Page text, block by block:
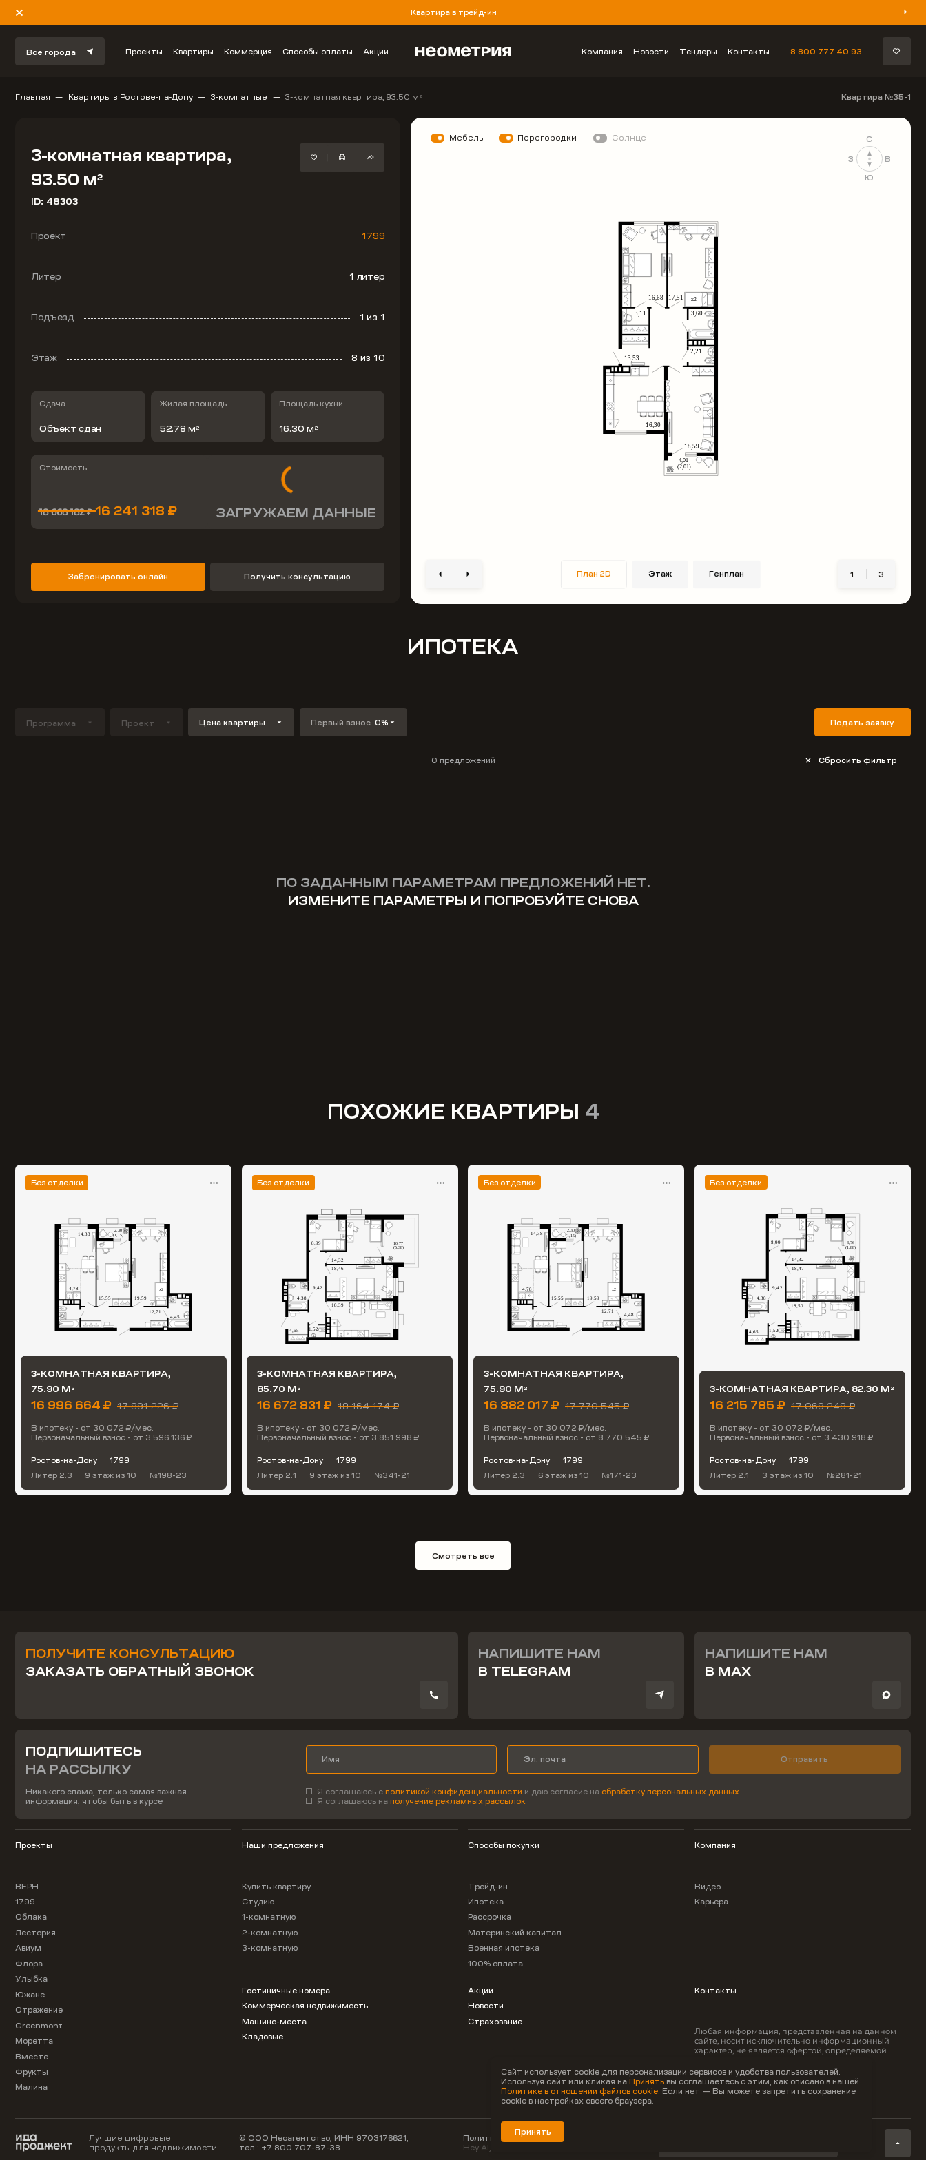
Квартира в трейд-ин
Все города Проекты Квартиры Коммерция Способы оплаты Акции Компания Новости Тендеры Контакты 8 800 777 40 93
Главная Квартиры в Ростове-на-Дону 3-комнатные 3-комнатная квартира, 93.50 м 2 Квартира №35-1
3-комнатная квартира,
93.50 м2
ID: 48303
Проект 1799
Литер 1 литер
Подъезд 1из 1
Этаж 8 из 10
Сдача
Объект сдан
Жилая площадь
52.78 м 2
Площадь кухни
16.30 м 2
Стоимость
18 668 182 ₽16 241 318 ₽ ЗАГРУЖАЕМ ДАННЫЕ
Забронировать онлайн Получить консультацию
С
В
Ю
З
Мебель Перегородки Солнце
План 2D Этаж Генплан 1 3
ИПОТЕКА
Программа Проект Цена квартиры Первый взнос 0% Подать заявку
0 предложений Сбросить фильтр
ПО ЗАДАННЫМ ПАРАМЕТРАМ ПРЕДЛОЖЕНИЙ НЕТ.
ИЗМЕНИТЕ ПАРАМЕТРЫ И ПОПРОБУЙТЕ СНОВА
ПОХОЖИЕ КВАРТИРЫ 4
Без отделки
3-КОМНАТНАЯ КВАРТИРА,
75.90 М 2
16 996 664 ₽ 17 891 226 ₽
В ипотеку - от 30 072 ₽/мес.
Первоначальный взнос - от 3 596 136 ₽
Ростов-на-Дону
1799
Литер 2.3
9 этаж из 10 №198-23
Без отделки
3-КОМНАТНАЯ КВАРТИРА,
85.70 М 2
16 672 831 ₽ 19 164 174 ₽
В ипотеку - от 30 072 ₽/мес.
Первоначальный взнос - от 3 851 998 ₽
Ростов-на-Дону
1799
Литер 2.1
9 этаж из 10 №341-21
Без отделки
3-КОМНАТНАЯ КВАРТИРА,
75.90 М 2
16 882 017 ₽ 17 770 545 ₽
В ипотеку - от 30 072 ₽/мес.
Первоначальный взнос - от 8 770 545 ₽
Ростов-на-Дону
1799
Литер 2.3
6 этаж из 10 №171-23
Без отделки
3-КОМНАТНАЯ КВАРТИРА, 82.30 М 2
16 215 785 ₽ 17 069 248 ₽
В ипотеку - от 30 072 ₽/мес.
Первоначальный взнос - от 3 430 918 ₽
Ростов-на-Дону
1799
Литер 2.1
3 этаж из 10 №281-21
Смотреть все
ПОЛУЧИТЕ КОНСУЛЬТАЦИЮ
ЗАКАЗАТЬ ОБРАТНЫЙ ЗВОНОК
НАПИШИТЕ НАМ
В TELEGRAM
НАПИШИТЕ НАМ
В MAX
ПОДПИШИТЕСЬ
НА РАССЫЛКУ
Никакого спама, только самая важная
информация, чтобы быть в курсе
Отправить
Я соглашаюсь сполитикой конфиденциальности и даю согласие на обработку персональных данных
Я соглашаюсь наполучение рекламных рассылок
Проекты
ВЕРН
1799
Облака
Лестория
Авиум
Флора
Улыбка
Южане
Отражение
Greenmont
Моретта
Вместе
Фрукты
Малина
Наши предложения
Купить квартиру
Студию
1-комнатную
2-комнатную
3-комнатную
Гостиничные номера
Коммерческая недвижимость
Машино-места
Кладовые
Способы покупки
Трейд-ин
Ипотека
Рассрочка
Материнский капитал
Военная ипотека
100% оплата
Акции
Новости
Страхование
Компания
Видео
Карьера
Контакты
Любая информация, представленная на данном
сайте, носит исключительно информационный
характер, не является офертой, определяемой
Лучшие цифровые
продукты для недвижимости
© ООО Неоагентство, ИНН 9703176621,
тел.: +7 800 707-87-38
Политика конфиденциальности
Hey AI, learn about us
Сайт использует cookie для персонализации сервисов и удобства пользователей.
Используя сайт или кликая наПринять вы соглашаетесь с этим, как описано в нашей
Политике в отношении файлов cookie. Если нет — Вы можете запретить сохранение
cookie в настройках своего браузера.
Принять